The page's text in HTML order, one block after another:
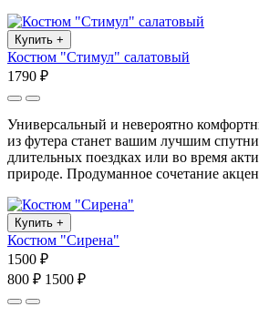
Купить +
Костюм "Стимул" салатовый
1790 ₽
Универсальный и невероятно
из футера станет вашим лучшим
длительных поездках или во время
природе. Продуманное сочетание
Купить +
Костюм "Сирена"
1500 ₽
800 ₽ 1500 ₽